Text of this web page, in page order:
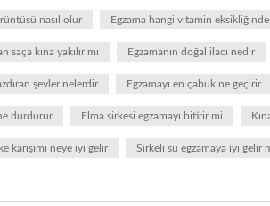
nasıl olur Egzama hangi vitamin
saça kına yakılır mı Egzamanın doğal ilacı nedir
şeyler nelerdir Egzamayı en çabuk ne geçirir
durdurur Elma sirkesi egzamayı bitirir mi
karışımı neye iyi gelir Sirkeli su egzamaya iyi gelir